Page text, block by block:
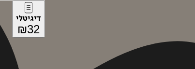
דיגיטלי
₪32